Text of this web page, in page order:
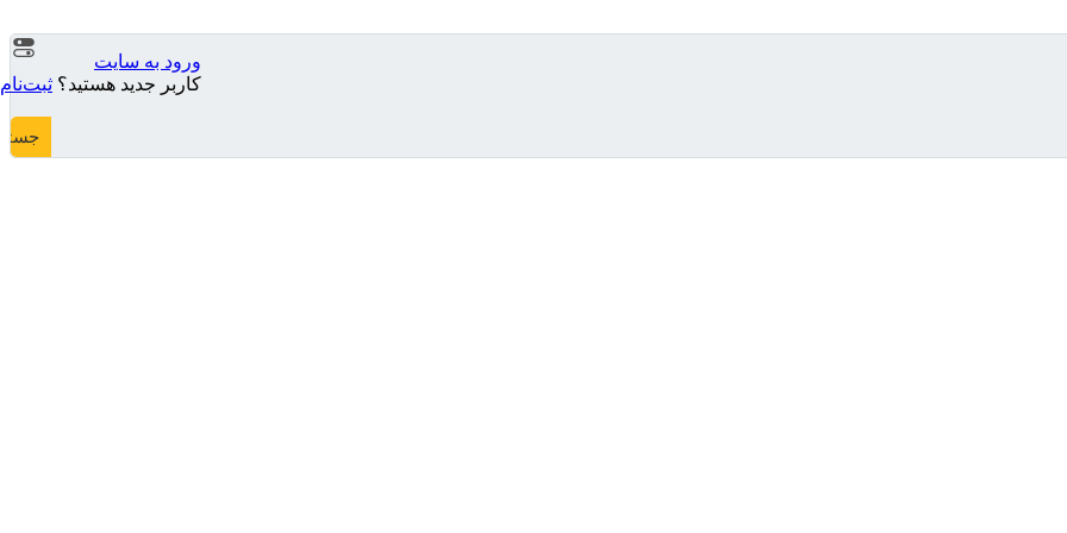
ورود به سایت
کاربر جدید هستید؟ ثبت‌نام